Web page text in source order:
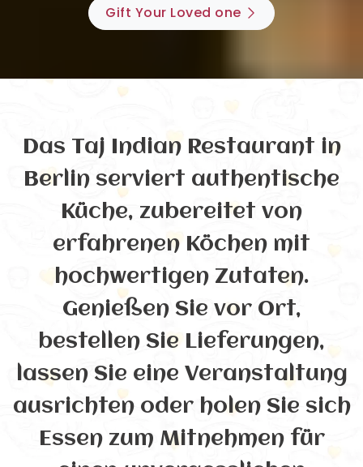
Gift Your Loved one
Das Taj Indian Restaurant in
Berlin serviert authentische
Küche, zubereitet von
erfahrenen Köchen mit
hochwertigen Zutaten.
Genießen Sie vor Ort,
bestellen Sie Lieferungen,
lassen Sie eine Veranstaltung
ausrichten oder holen Sie sich
Essen zum Mitnehmen für